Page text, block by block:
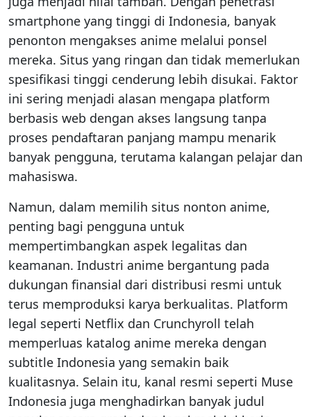
smartphone yang tinggi di Indonesia, banyak
penonton mengakses anime melalui ponsel
mereka. Situs yang ringan dan tidak memerlukan
spesifikasi tinggi cenderung lebih disukai. Faktor
ini sering menjadi alasan mengapa platform
berbasis web dengan akses langsung tanpa
proses pendaftaran panjang mampu menarik
banyak pengguna, terutama kalangan pelajar dan
mahasiswa.
Namun, dalam memilih situs nonton anime,
penting bagi pengguna untuk
mempertimbangkan aspek legalitas dan
keamanan. Industri anime bergantung pada
dukungan finansial dari distribusi resmi untuk
terus memproduksi karya berkualitas. Platform
legal seperti Netflix dan Crunchyroll telah
memperluas katalog anime mereka dengan
subtitle Indonesia yang semakin baik
kualitasnya. Selain itu, kanal resmi seperti Muse
Indonesia juga menghadirkan banyak judul